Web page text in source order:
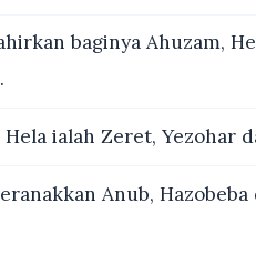
baginya Ahuzam,
ialah Zeret, Yezohar
Anub,